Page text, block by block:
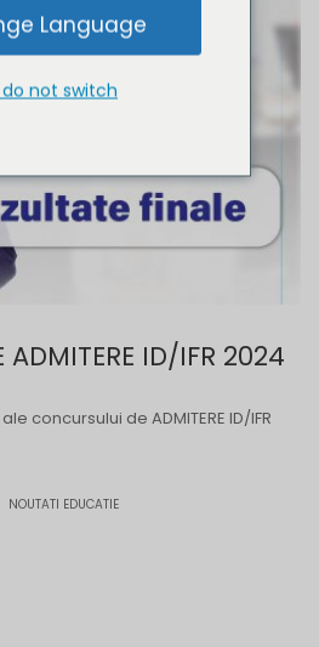
ID/IFR 2024
concursului de ADMITERE ID/IFR
NOUTATI EDUCATIE
Language
not switch